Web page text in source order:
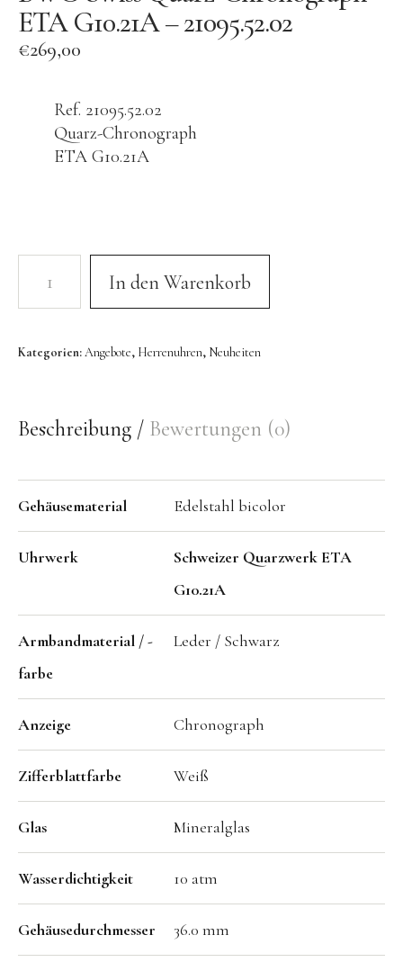
Seit 1924 genießt die BWC Swiss einen exzellenten
Ruf in der Uhrenindustrie. Über all die Jahre, war es
mit hervorragender Qualität, in der Tradition der
Schweizer Uhrmacherkunst, zu einem
erschwinglichen Preis anzubieten.
ETA G10.21A – 21095.52.02
€269,00
Ref. 21095.52.02
Quarz-Chronograph
ETA G10.21A
In den Warenkorb
Kategorien:Angebote, Herrenuhren, Neuheiten
Beschreibung Bewertungen (0)
Gehäusematerial Edelstahl bicolor
Uhrwerk
Schweizer Quarzwerk ETA
G10.21A
Armbandmaterial / -
farbe
Leder / Schwarz
Anzeige Chronograph
Zifferblattfarbe Weiß
Glas Mineralglas
Wasserdichtigkeit 10 atm
Gehäusedurchmesser 36.0 mm